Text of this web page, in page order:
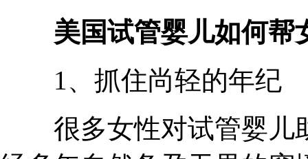
美国试管婴儿如何帮
1、抓住尚轻的年纪
很多女性对试管婴儿